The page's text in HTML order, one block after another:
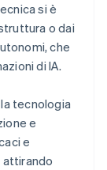
si è
o dai
che
di IA.
tecnologia
e
e